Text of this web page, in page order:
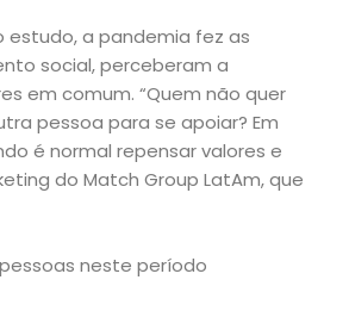
a pandemia fez as
social, perceberam a
em comum. “Quem não quer
pessoa para se apoiar? Em
é normal repensar valores e
do Match Group LatAm, que
neste período